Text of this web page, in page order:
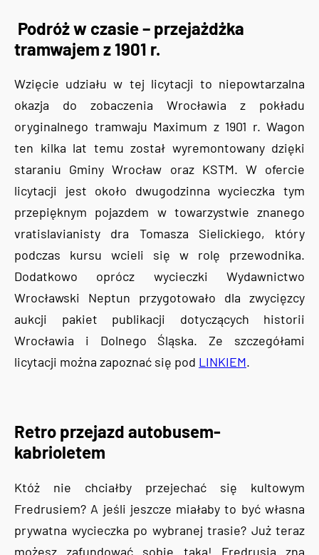
Podróż w czasie – przejażdżka
tramwajem z 1901 r.
Wzięcie udziału w tej licytacji to niepowtarzalna
okazja do zobaczenia Wrocławia z pokładu
oryginalnego tramwaju Maximum z 1901 r. Wagon
ten kilka lat temu został wyremontowany dzięki
staraniu Gminy Wrocław oraz KSTM. W ofercie
licytacji jest około dwugodzinna wycieczka tym
przepięknym pojazdem w towarzystwie znanego
vratislavianisty dra Tomasza Sielickiego, który
podczas kursu wcieli się w rolę przewodnika.
Dodatkowo oprócz wycieczki Wydawnictwo
Wrocławski Neptun przygotowało dla zwycięzcy
aukcji pakiet publikacji dotyczących historii
Wrocławia i Dolnego Śląska. Ze szczegółami
licytacji można zapoznać się pod LINKIEM.
Retro przejazd autobusem-
kabrioletem
Któż nie chciałby przejechać się kultowym
Fredrusiem? A jeśli jeszcze miałaby to być własna
prywatna wycieczka po wybranej trasie? Już teraz
możesz zafundować sobie taką! Fredrusia zna